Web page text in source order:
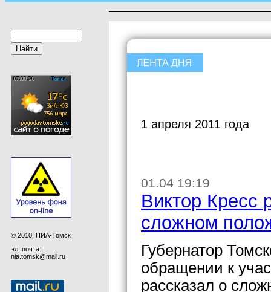
© 2010, НИА-Томск
эл. почта:
nia.tomsk@mail.ru
1 апреля 2011 года
01.04 19:19
Виктор Кресс
сложном
Губернатор
обращении к
рассказал о